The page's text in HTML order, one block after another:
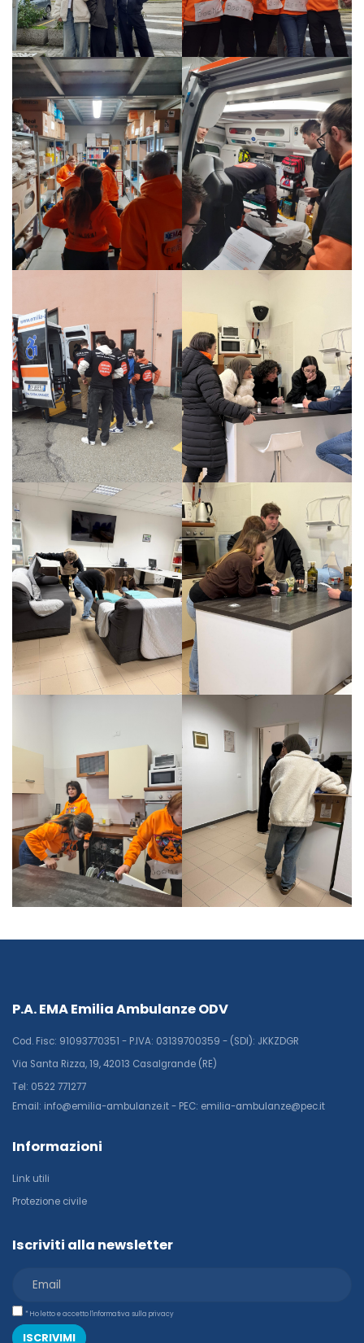
P.A. EMA Emilia Ambulanze ODV
Cod. Fisc: 91093770351 - P.IVA: 03139700359 - (SDI): JKKZDGR
Via Santa Rizza, 19, 42013 Casalgrande (RE)
Tel: 0522 771277
Email: info@emilia-ambulanze.it - PEC: emilia-ambulanze@pec.it
Informazioni
Link utili
Protezione civile
Iscriviti alla newsletter
* Ho letto e accetto l'informativa sulla privacy
ISCRIVIMI